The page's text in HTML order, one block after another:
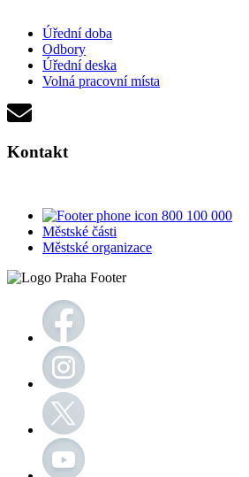
Úřední doba
Odbory
Úřední deska
Volná pracovní místa
Kontakt
800 100 000
Městské části
Městské organizace